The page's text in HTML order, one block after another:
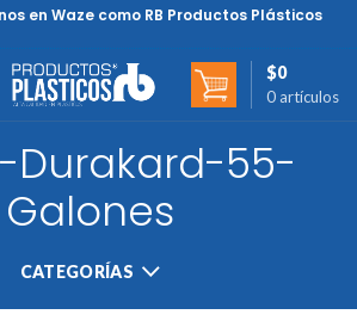
en Waze como RB Productos Plásticos
0 artículos
$0
Durakard-55-
Galones
CATEGORÍAS